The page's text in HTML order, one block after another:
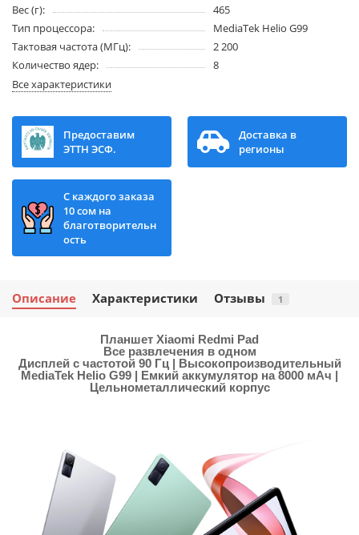
Вес (г):
465
Тип процессора:
MediaTek Helio G99
Тактовая частота (МГц):
2 200
Количество ядер:
8
Все характеристики
Предоставим
ЭТТН ЭСФ.
Доставка в
регионы
С каждого заказа
10 сом на
благотворительн
ость
Описание Характеристики Отзывы 1
Планшет Xiaomi Redmi Pad
Все развлечения в одном
Дисплей с частотой 90 Гц | Высокопроизводительный
MediaTek Helio G99 | Емкий аккумулятор на 8000 мАч |
Цельнометаллический корпус